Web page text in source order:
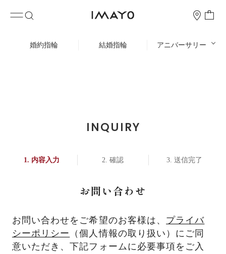
婚約指輪 結婚指輪 アニバーサリー
INQUIRY
内容入力 確認 送信完了
お問い合わせ
お問い合わせをご希望のお客様は、 プライバ
シーポリシー
（個人情報の取り扱い）にご同
意いただき、下記フォームに必要事項をご入